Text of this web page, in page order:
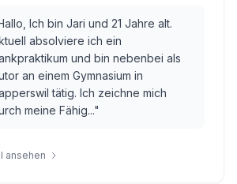
Ich bin Jari und 21 Jahre alt.
absolviere ich ein
und bin nebenbei als
an einem Gymnasium in
tätig. Ich zeichne mich
meine Fähig..."
ansehen